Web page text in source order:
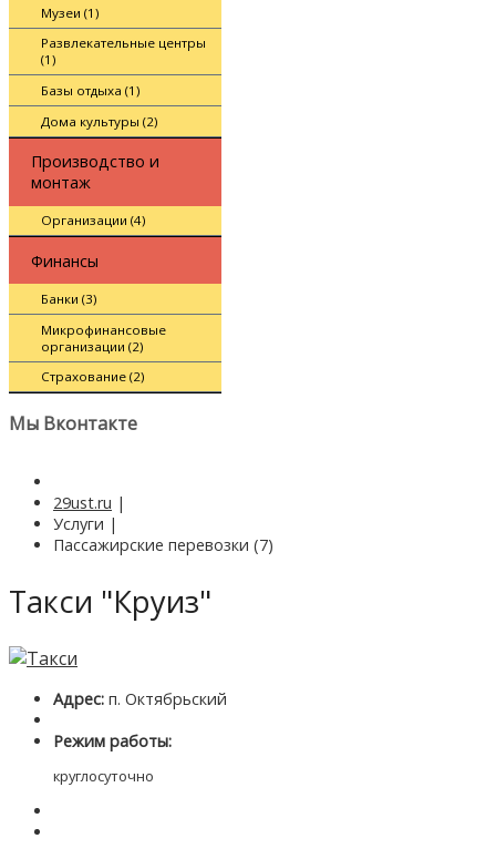
Музеи (1)
Развлекательные центры
(1)
Базы отдыха (1)
Дома культуры (2)
Производство и
монтаж
Организации (4)
Финансы
Банки (3)
Микрофинансовые
организации (2)
Страхование (2)
Мы Вконтакте
29ust.ru |
Услуги |
Пассажирские перевозки (7)
Такси "Круиз"
Адрес: п. Октябрьский
Режим работы:
круглосуточно